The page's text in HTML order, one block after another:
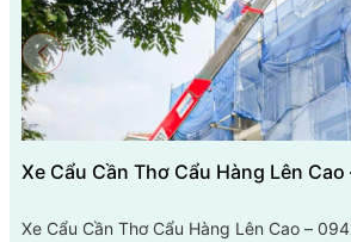
Xe Cẩu Cần Thơ Cẩu Hàng Lên
Xe Cẩu Cần Thơ Cẩu Hàng Lên Cao –